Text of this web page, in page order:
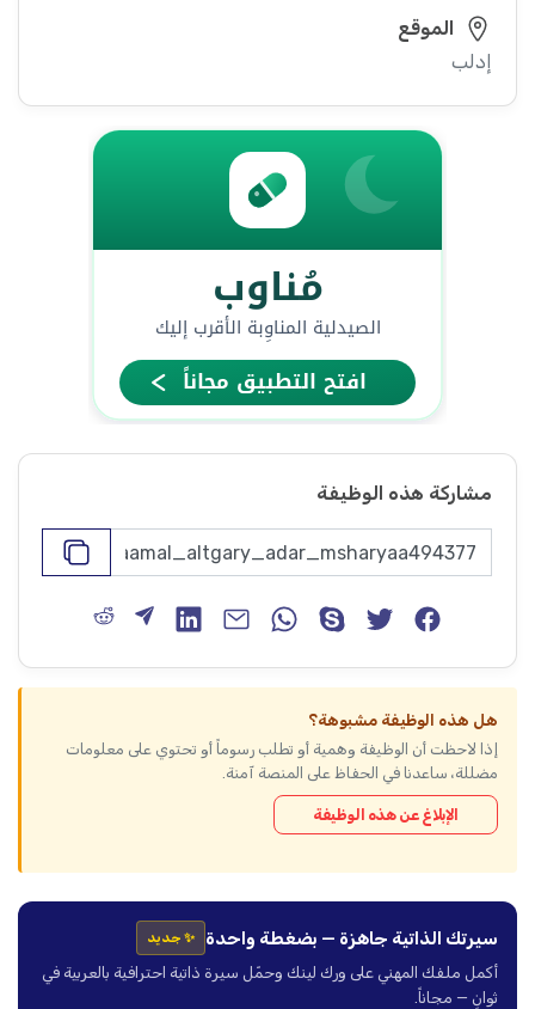
الموقع
إدلب
مشاركة هذه الوظيفة
هل هذه الوظيفة مشبوهة؟
إذا لاحظت أن الوظيفة وهمية أو تطلب رسوماً أو تحتوي على معلومات
مضللة، ساعدنا في الحفاظ على المنصة آمنة.
الإبلاغ عن هذه الوظيفة
سيرتك الذاتية جاهزة — بضغطة واحدة ✨ جديد
أكمل ملفك المهني على ورك لينك وحمّل سيرة ذاتية احترافية بالعربية في
ثوانٍ — مجاناً.